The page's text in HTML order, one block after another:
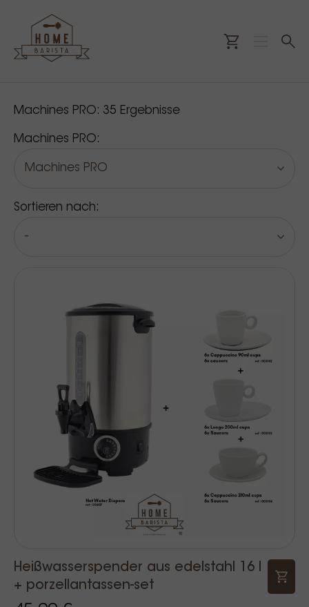
Unsere Produkte
Machines PRO: 35 Ergebnisse
Machines PRO:
Machines PRO
Sortieren nach:
-
Heißwasserspender aus edelstahl 16 l
+ porzellantassen-set